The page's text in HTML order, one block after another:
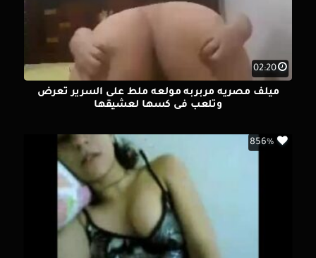
02:20
ميلف مصريه مربربه مولعه ملط على السرير تعرض
وتلعب فى كسها لعشيقها
856%